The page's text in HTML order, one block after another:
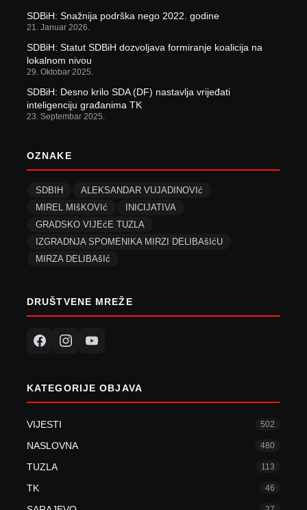
SDBiH: Snažnija podrška nego 2022. godine
21. Januar 2026.
SDBiH: Statut SDBiH dozvoljava formiranje koalicija na
lokalnom nivou
29. Oktobar 2025.
SDBiH: Desno krilo SDA (DF) nastavlja vrijeđati
inteligenciju građanima TK
23. Septembar 2025.
OZNAKE
SDBIH
ALEKSANDAR VUJADINOVIć
MIREL MIšKOVIć
INICIJATIVA
GRADSKO VIJEćE TUZLA
IZGRADNJA SPOMENIKA MIRZI DELIBAšIćU
MIRZA DELIBAšIć
DRUŠTVENE MREŽE
KATEGORIJE OBJAVA
VIJESTI 502
NASLOVNA 480
TUZLA 113
TK 46